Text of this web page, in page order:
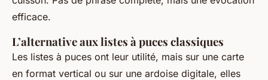
efficace.
L’alternative aux listes à puces classiques
Les listes à puces ont leur utilité, mais sur une carte
en format vertical ou sur une ardoise digitale, elles